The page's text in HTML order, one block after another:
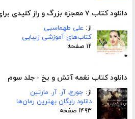
دانلود کتاب ٧ معجزه بزرگ و راز کلیدی برای داشتن چهره ای زیبا
از: علی طهماسبی
کتاب‌های آموزشی زیبایی
۱۲ صفحه
دانلود کتاب نغمه آتش و یخ - جلد سوم
از: جورج. آر. آر. مارتین
دانلود رایگان بهترین رمان‌ها
۱۴۹۳ صفحه